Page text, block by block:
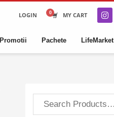
LOGIN MY CART
Promotii Pachete LifeMarket